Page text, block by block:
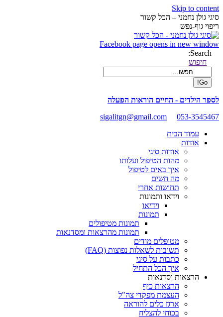
Skip to content
סיגי גולן נחמני – הכל קשור
ריפוי גוף-נפש
Facebook page opens in new window
Search:
חיפוש
לספר הילדים - החיים הוראות הפעלה
sigalitgn@gmail.com
053-3545467
עמוד הבית
אודות
אודות סיגי
מהות הטיפול ועלותו
איך באים לטיפול
מה חשים
תחושות אחרי
וידאו ותמונות
וידיאו
תמונות
תמונות מטיפולים
תמונות מהרצאות ומסדנאות
מטופלים מודים
תשובות לשאלות נפוצות (FAQ)
כתבות על סיגי
איך הכל התחיל
הרצאות וסדנאות
הרצאות כיף
העצמת מפקדי צה"ל
ארגז כלים להוראה
בכוחי להצליח